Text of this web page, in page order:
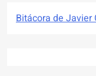
Bitácora de Javier